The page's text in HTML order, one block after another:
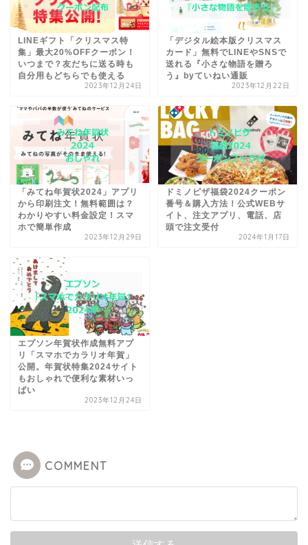
LINEギフト「クリスマス特
集」最大20%OFFクーポン！
いつまで？友だちに送る時も
自分用もどちらでも使える
2023年12月24日
「デジタル絵本版クリスマス
カード」無料でLINEやSNSで
送れる『小さな物語を贈ろ
う』byていねい通販
2023年12月22日
「みてね年賀状2024」アプリ
から印刷注文！無料範囲は？
わかりやすい料金設定！スマ
ホで簡単作成
2023年12月29日
ドミノピザ福袋2024クーポン
番号＆購入方法！公式WEBサ
イト、注文アプリ、電話、店
頭で注文受付
2024年1月17日
エプソン年賀状作成無料アプ
リ「スマホでカラリオ年賀」
公開。年賀状特集2024サイト
もおしゃれで便利な素材いっ
ぱい
2023年12月24日
COMMENT